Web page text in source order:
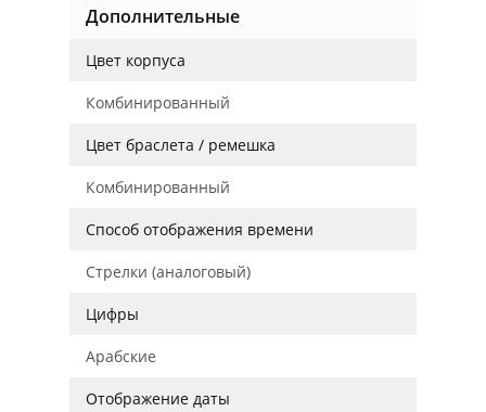
Дополнительные
Цвет корпуса
Комбинированный
Цвет браслета / ремешка
Комбинированный
Способ отображения времени
Стрелки (аналоговый)
Цифры
Арабские
Отображение даты